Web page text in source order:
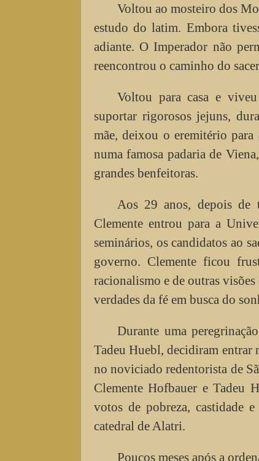
Voltou ao mosteiro dos
estudo do latim. Embora
adiante. O Imperador não
reencontrou o caminho do
Voltou para casa e
suportar rigorosos jejuns,
mãe, deixou o eremitério
numa famosa padaria de
grandes benfeitoras.
Aos 29 anos, depois de
Clemente entrou para a
seminários, os candidatos ao
governo. Clemente ficou
racionalismo e de outras
verdades da fé em busca do
Durante uma
Tadeu Huebl, decidiram entrar
no noviciado redentorista de
Clemente Hofbauer e Tadeu
votos de pobreza, castidade
catedral de Alatri.
Poucos meses após a